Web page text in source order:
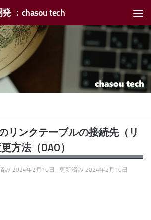
プ：chasou tech
リンクテーブルの接続先（リ
方法（DAO）
み 2024年2月10日 · 更新済み 2024年2月10日